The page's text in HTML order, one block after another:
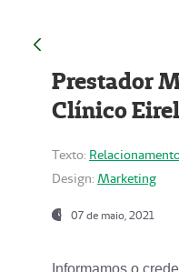
Prestador
Clínico
Texto:
Design: Marketing
07 de maio, 2021
Informamos o